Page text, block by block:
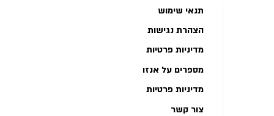
תנאי שימוש
הצהרת נגישות
מדיניות פרטיות
מספרים על אנזו
מדיניות פרטיות
צור קשר